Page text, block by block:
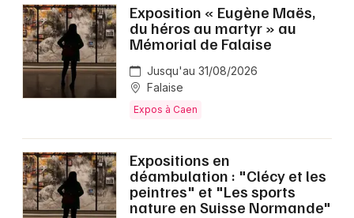
Exposition « Eugène Maës,
du héros au martyr » au
Mémorial de Falaise
Jusqu'au 31/08/2026
Falaise
Expos à Caen
Expositions en
déambulation : "Clécy et les
peintres" et "Les sports
nature en Suisse Normande"